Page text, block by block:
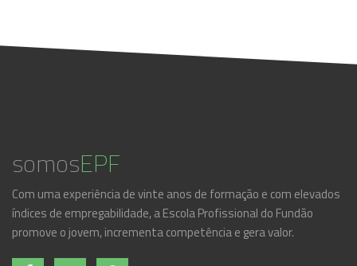
somosEPF
Com uma experiência de vinte anos de formação e com elevados
índices de empregabilidade, a Escola Profissional do Fundão
promove o jovem, incrementa competência e gera valor.